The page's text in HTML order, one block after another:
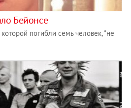
Бейонсе
которой погибли семь человек, "не